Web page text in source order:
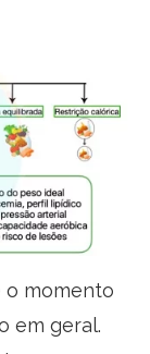
o momento
em geral.